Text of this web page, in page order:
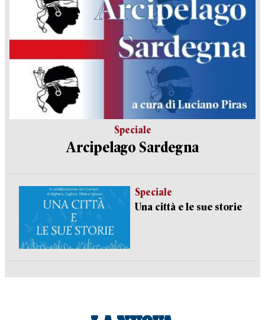
Speciale
Arcipelago Sardegna
Speciale
Una città e le sue storie